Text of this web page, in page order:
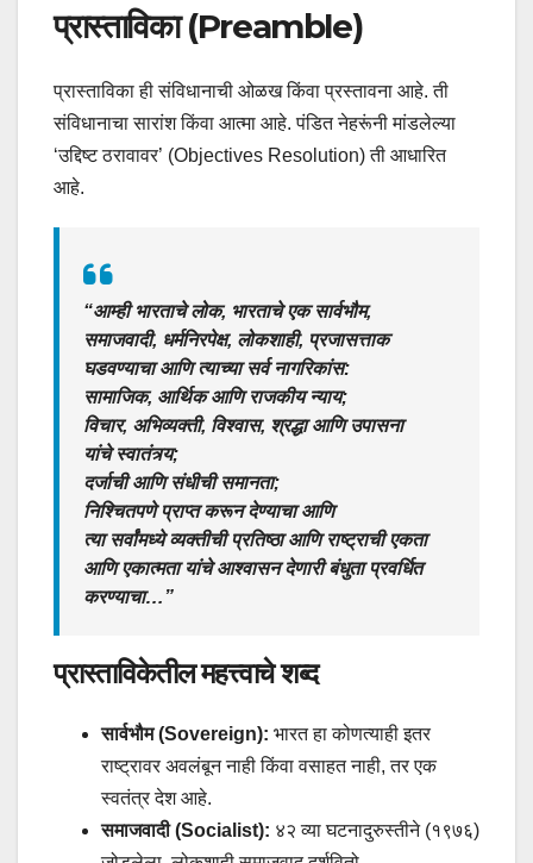
प्रास्ताविका (Preamble)
प्रास्ताविका ही संविधानाची ओळख किंवा प्रस्तावना आहे. ती
संविधानाचा सारांश किंवा आत्मा आहे. पंडित नेहरूंनी मांडलेल्या
‘उद्दिष्ट ठरावावर’ (Objectives Resolution) ती आधारित
आहे.
“आम्ही भारताचे लोक, भारताचे एक सार्वभौम,
समाजवादी, धर्मनिरपेक्ष, लोकशाही, प्रजासत्ताक
घडवण्याचा आणि त्याच्या सर्व नागरिकांस:
सामाजिक, आर्थिक आणि राजकीय न्याय;
विचार, अभिव्यक्ती, विश्वास, श्रद्धा आणि उपासना
यांचे स्वातंत्र्य;
दर्जाची आणि संधीची समानता;
निश्चितपणे प्राप्त करून देण्याचा आणि
त्या सर्वांमध्ये व्यक्तीची प्रतिष्ठा आणि राष्ट्राची एकता
आणि एकात्मता यांचे आश्वासन देणारी बंधुता प्रवर्धित
करण्याचा…”
प्रास्ताविकेतील महत्त्वाचे शब्द
सार्वभौम (Sovereign): भारत हा कोणत्याही इतर
राष्ट्रावर अवलंबून नाही किंवा वसाहत नाही, तर एक
स्वतंत्र देश आहे.
समाजवादी (Socialist): ४२ व्या घटनादुरुस्तीने (१९७६)